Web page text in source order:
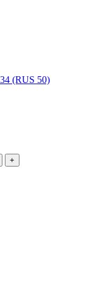
(RUS 50)
+